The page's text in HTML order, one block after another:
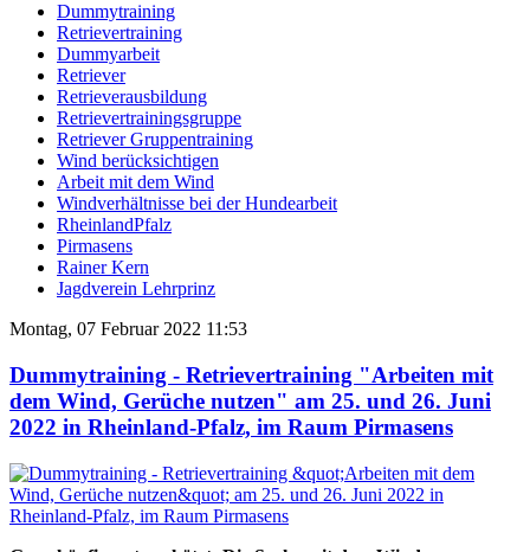
Dummytraining
Retrievertraining
Dummyarbeit
Retriever
Retrieverausbildung
Retrievertrainingsgruppe
Retriever Gruppentraining
Wind berücksichtigen
Arbeit mit dem Wind
Windverhältnisse bei der Hundearbeit
RheinlandPfalz
Pirmasens
Rainer Kern
Jagdverein Lehrprinz
Montag, 07 Februar 2022 11:53
Dummytraining - Retrievertraining "Arbeiten mit
dem Wind, Gerüche nutzen" am 25. und 26. Juni
2022 in Rheinland-Pfalz, im Raum Pirmasens